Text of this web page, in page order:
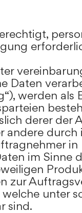
Daten
werden als
derer der
andere
im Sinne
zur
unter
sind.